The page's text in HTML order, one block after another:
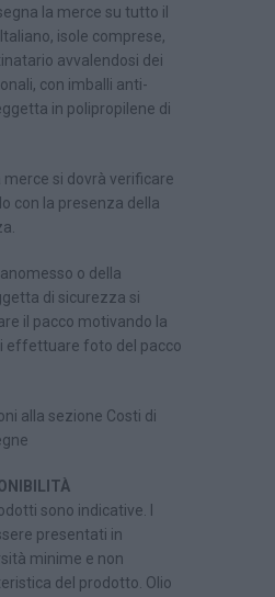
la merce su tutto il
isole comprese,
avvalendosi dei
con imballi anti-
in polipropilene di
si dovrà verificare
con la presenza della
o della
di sicurezza si
il pacco motivando la
effettuare foto del pacco
alla sezione Costi di
sono indicative. I
presentati in
minime e non
del prodotto. Olio